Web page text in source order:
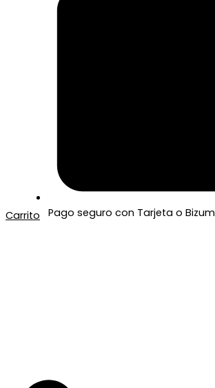
Carrito Pago seguro con Tarjeta o Bizum